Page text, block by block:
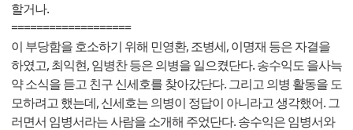
할거나.
===================
이 부당함을 호소하기 위해 민영환, 조병세, 이명재 등은 자결을
하였고, 최익현, 임병찬 등은 의병을 일으켰단다. 송수익도 을사늑
약 소식을 듣고 친구 신세호를 찾아갔단다. 그리고 의병 활동을 도
모하려고 했는데, 신세호는 의병이 정답이 아니라고 생각했어. 그
러면서 임병서라는 사람을 소개해 주었단다. 송수익은 임병서와